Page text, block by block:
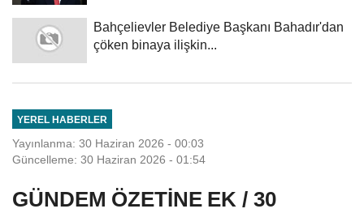
Bahçelievler Belediye Başkanı Bahadır'dan
çöken binaya ilişkin...
YEREL HABERLER
Yayınlanma: 30 Haziran 2026 - 00:03
Güncelleme: 30 Haziran 2026 - 01:54
GÜNDEM ÖZETİNE EK / 30